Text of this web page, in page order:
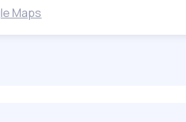
Maps